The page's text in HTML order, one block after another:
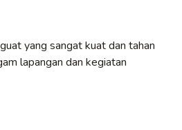
yang sangat kuat dan tahan
lapangan dan kegiatan